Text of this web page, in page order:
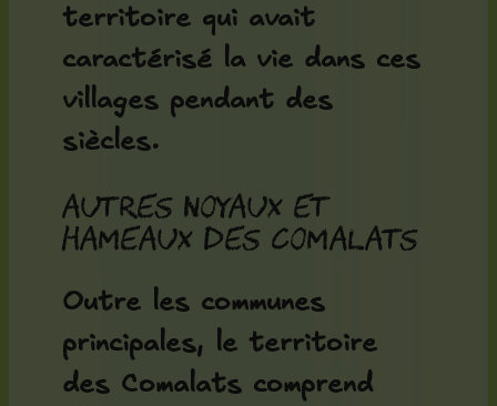
territoire qui avait
caractérisé la vie dans ces
villages pendant des
siècles.
Autres noyaux et
hameaux des Comalats
Outre les communes
principales, le territoire
des Comalats comprend